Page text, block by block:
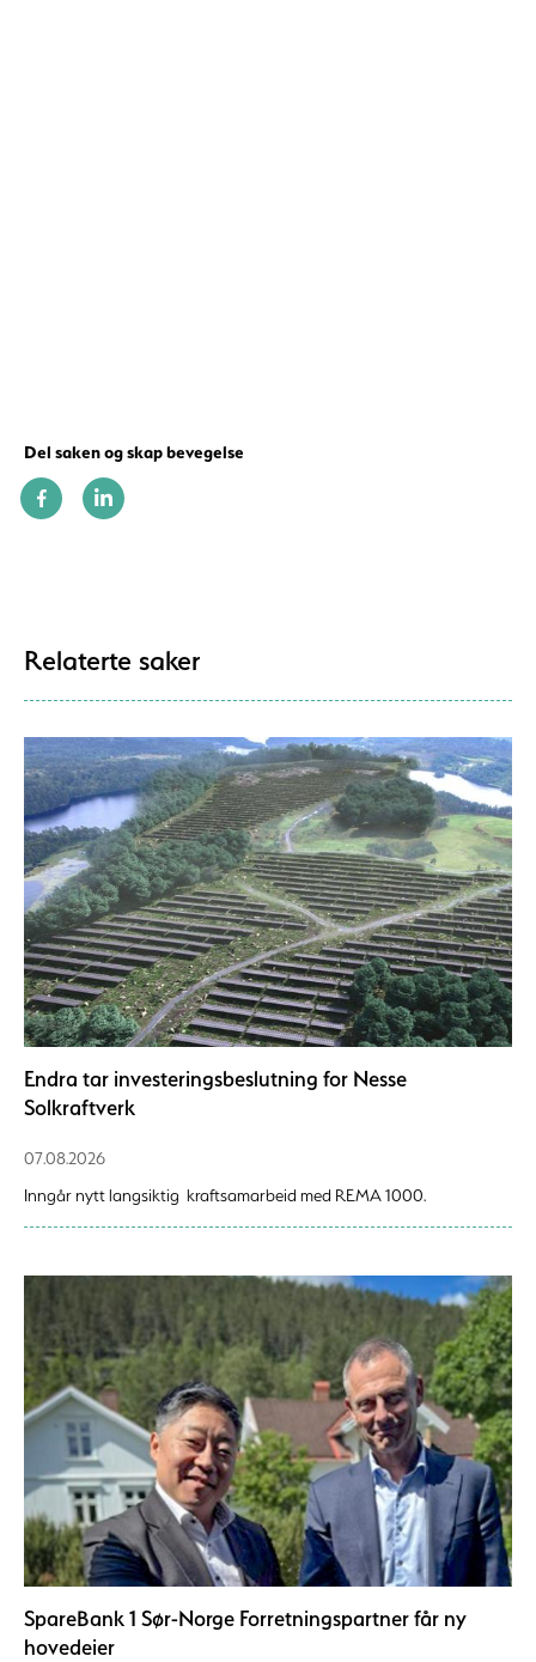
Del saken og skap bevegelse
Relaterte saker
Endra tar investeringsbeslutning for Nesse
Solkraftverk
07.08.2026
Inngår nytt langsiktig kraftsamarbeid med REMA 1000.
SpareBank 1 Sør-Norge Forretningspartner får ny
hovedeier